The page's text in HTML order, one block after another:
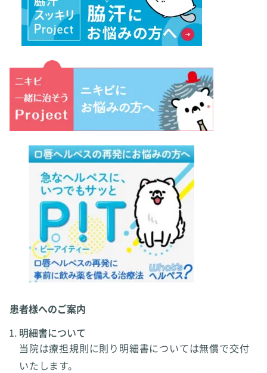
患者様へのご案内
明細書について
当院は療担規則に則り明細書については無償で交付
いたします。